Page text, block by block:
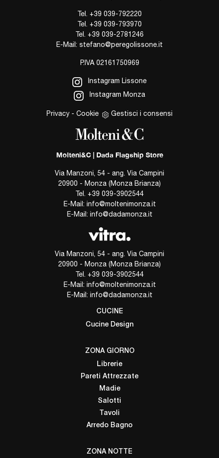
Tel. +39 039-792220
Tel. +39 039-793970
Tel. +39 039-2781246
E-Mail: stefano@peregolissone.it
P.IVA 02161750969
Instagram Lissone
Instagram Monza
Privacy - Cookie Gestisci i consensi
Molteni&C | Dada Flagship Store
Via Manzoni, 54 - ang. Via Campini
20900 - Monza (Monza Brianza)
Tel. +39 039-3902544
E-Mail: info@moltenimonza.it
E-Mail: info@dadamonza.it
Via Manzoni, 54 - ang. Via Campini
20900 - Monza (Monza Brianza)
Tel. +39 039-3902544
E-Mail: info@moltenimonza.it
E-Mail: info@dadamonza.it
CUCINE
Cucine Design
ZONA GIORNO
Librerie
Pareti Attrezzate
Madie
Salotti
Tavoli
Arredo Bagno
ZONA NOTTE